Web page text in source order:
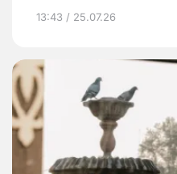
13:43 / 25.07.26